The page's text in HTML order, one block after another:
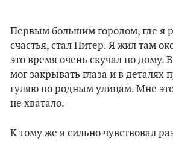
Первым большим городом, где я
счастья, стал Питер. Я жил там
это время очень скучал по дому.
мог закрывать глаза и в деталях
гуляю по родным улицам. Мне
не хватало.
К тому же я сильно чувствовал